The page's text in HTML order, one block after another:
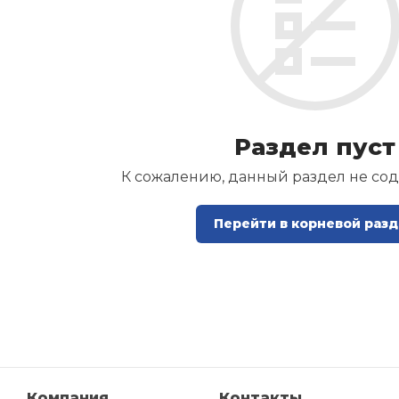
Раздел пуст
К сожалению, данный раздел не
Перейти в корневой